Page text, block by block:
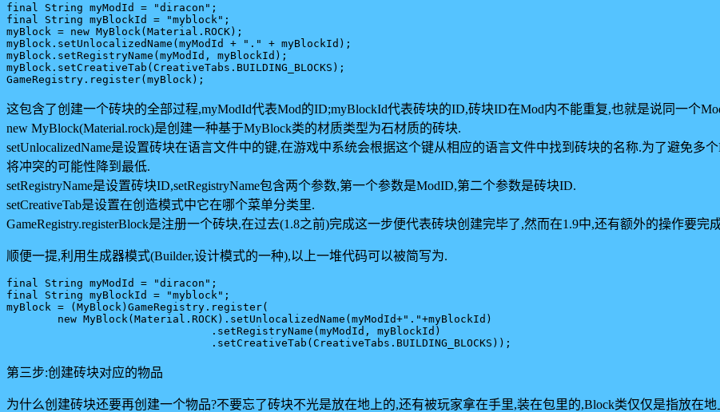
final String myModId = "diracon";
final String myBlockId = "myblock";
myBlock = new MyBlock(Material.ROCK);
myBlock.setUnlocalizedName(myModId + "." + myBlockId);
myBlock.setRegistryName(myModId, myBlockId);
myBlock.setCreativeTab(CreativeTabs.BUILDING_BLOCKS);
这包含了创建一个砖块的全部过程,myModId代表Mod的ID;myBlockId代表砖块的ID,砖块ID在Mod内不能重复,也就是说同一个
new MyBlock(Material.rock)是创建一种基于MyBlock类的材质类型为石材质的砖块.
setUnlocalizedName是设置砖块在语言文件中的键,在游戏中系统会根据这个键从相应的语言文件中找到砖块的名称.为了避免多
将冲突的可能性降到最低.
setRegistryName是设置砖块ID,setRegistryName包含两个参数,第一个参数是ModID,第二个参数是砖块ID.
setCreativeTab是设置在创造模式中它在哪个菜单分类里.
GameRegistry.registerBlock是注册一个砖块,在过去(1.8之前)完成这一步便代表砖块创建完毕了,然而在1.9中,还有额外的操作要完
顺便一提,利用生成器模式(Builder,设计模式的一种),以上一堆代码可以被简写为.
final String myModId = "diracon";
final String myBlockId = "myblock";
myBlock = (MyBlock)GameRegistry.register(
第三步:创建砖块对应的物品
为什么创建砖块还要再创建一个物品?不要忘了砖块不光是放在地上的,还有被玩家拿在手里,装在包里的,Block类仅仅是指放在